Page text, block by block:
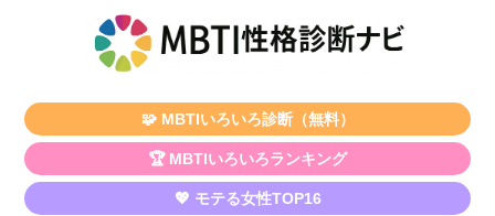
🧩 MBTIいろいろ診断（無料）
🏆 MBTIいろいろランキング
💖 モテる女性TOP16